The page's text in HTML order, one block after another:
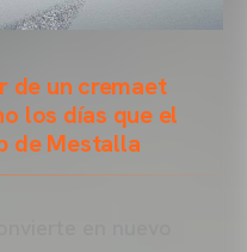
de un cremaet
los días que el
de Mestalla